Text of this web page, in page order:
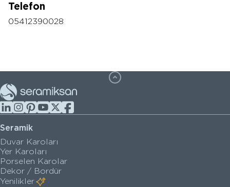
Telefon
05412390028
Seramik
Duvar Karoları
Yer Karoları
Porselen Karolar
Dekor / Bordür
Yenilikler